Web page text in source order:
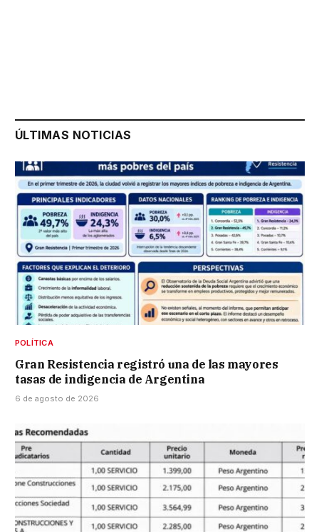
ÚLTIMAS NOTICIAS
POLÍTICA
Gran Resistencia registró una de las mayores
tasas de indigencia de Argentina
6 de agosto de 2026